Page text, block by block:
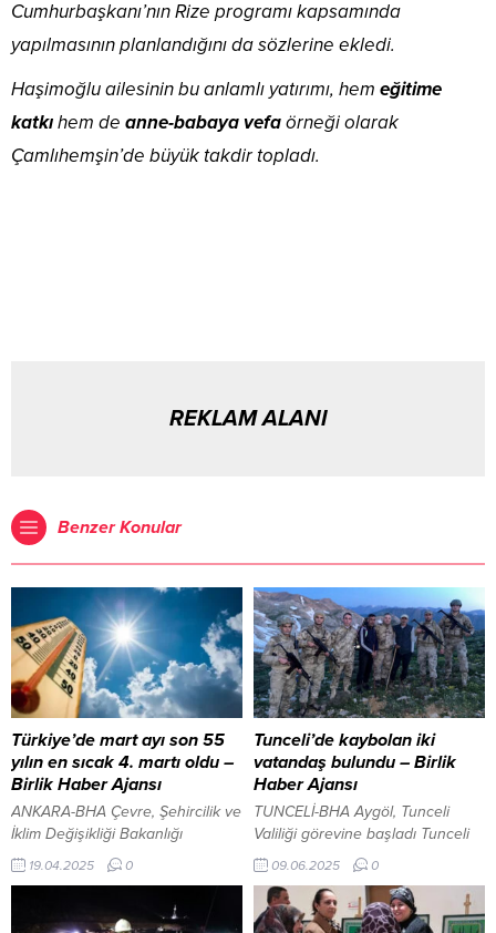
Cumhurbaşkanı’nın Rize programı kapsamında
yapılmasının planlandığını da sözlerine ekledi.
Haşimoğlu ailesinin bu anlamlı yatırımı, hem eğitime
katkıhem de anne-babaya vefaörneği olarak
Çamlıhemşin’de büyük takdir topladı.
REKLAM ALANI
Benzer Konular
Türkiye’de mart ayı son 55
yılın en sıcak 4. martı oldu –
Birlik Haber Ajansı
ANKARA-BHA Çevre, Şehircilik ve
İklim Değişikliği Bakanlığı
Meteoroloji Genel Müdürlüğü’nün
verilerine göre, Türkiye
genelinde 2024 yılı mart ayı, 10,7
derece ortalama sıcaklıkla son
19.04.2025 0
Tunceli’de kaybolan iki
vatandaş bulundu – Birlik
Haber Ajansı
TUNCELİ-BHA Aygöl, Tunceli
Valiliği görevine başladı Tunceli
Valisi Şefik Aygöl, Pülümür ilçesi
Buyar Gölü’nde mahsur kalan 2
vatandaşın, 12 saatlik titiz bir
arama kurtarma operasyonu
09.06.2025 0